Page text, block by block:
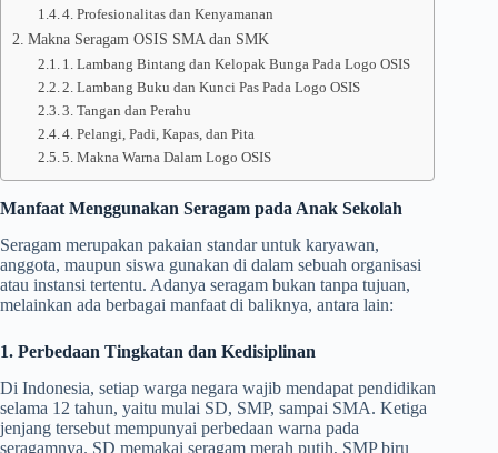
4. Profesionalitas dan Kenyamanan
Makna Seragam OSIS SMA dan SMK
1. Lambang Bintang dan Kelopak Bunga Pada Logo OSIS
2. Lambang Buku dan Kunci Pas Pada Logo OSIS
3. Tangan dan Perahu
4. Pelangi, Padi, Kapas, dan Pita
5. Makna Warna Dalam Logo OSIS
Manfaat Menggunakan Seragam pada Anak Sekolah
Seragam merupakan pakaian standar untuk karyawan,
anggota, maupun siswa gunakan di dalam sebuah organisasi
atau instansi tertentu. Adanya seragam bukan tanpa tujuan,
melainkan ada berbagai manfaat di baliknya, antara lain:
1. Perbedaan Tingkatan dan Kedisiplinan
Di Indonesia, setiap warga negara wajib mendapat pendidikan
selama 12 tahun, yaitu mulai SD, SMP, sampai SMA. Ketiga
jenjang tersebut mempunyai perbedaan warna pada
seragamnya. SD memakai seragam merah putih, SMP biru